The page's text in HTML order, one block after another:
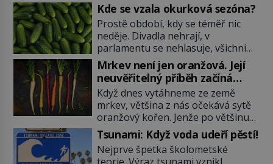
Kde se vzala okurková sezóna?
Prostě období, kdy se téměř nic
neděje. Divadla nehrají, v
parlamentu se nehlasuje, všichni
jsou na dovolené a média tak
nemají o čem mluvit a psát. A
vymýšlejí si proto témata, které
nikoho nezajímají. Proč je však ona
letní doba spojovaná zrovna s
okurkami? Okurkovou sezónu
známe už od poloviny 19. století,
ovšem jako Češi […]
Mrkev není jen oranžová. Její
neuvěřitelný příběh začíná
fialovou barvou
Když dnes vytáhneme ze země
mrkev, většina z nás očekává sytě
oranžový kořen. Jenže po většinu
své historie je mrkev všechno
možné, jen ne oranžová. Je fialová,
žlutá, bílá, někdy dokonce téměř
Tsunami: Když voda udeří pěstí!
Nejprve špetka školometské